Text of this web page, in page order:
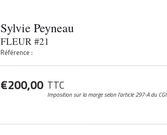
Sylvie Peyneau
FLEUR #21
Référence :
€200,00 TTC
Imposition sur la marge selon l’article 297-A du CGI